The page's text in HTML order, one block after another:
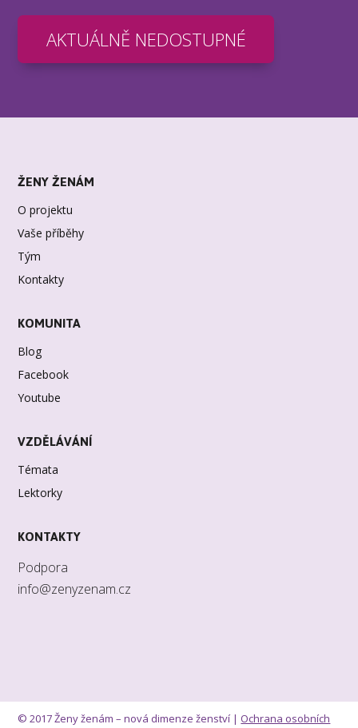
AKTUÁLNĚ NEDOSTUPNÉ
ŽENY ŽENÁM
O projektu
Vaše příběhy
Tým
Kontakty
KOMUNITA
Blog
Facebook
Youtube
VZDĚLÁVÁNÍ
Témata
Lektorky
KONTAKTY
Podpora
info@zenyzenam.cz
© 2017 Ženy ženám – nová dimenze ženství | Ochrana osobních